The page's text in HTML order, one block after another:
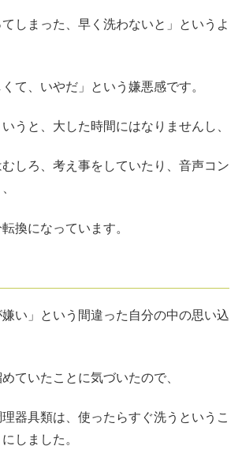
てしまった、早く洗わないと」というよ
くて、いやだ」という嫌悪感です。
うと、大した時間にはなりませんし、
しろ、考え事をしていたり、音声コン
換になっています。
嫌い」という間違った自分の中の思い込
ていたことに気づいたので、
器具類は、使ったらすぐ洗うというこ
しました。